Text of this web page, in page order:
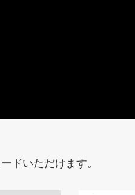
ドいただけます。